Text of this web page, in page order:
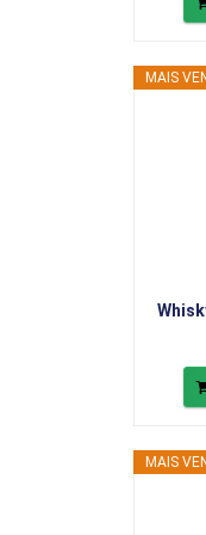
MAIS
MAIS